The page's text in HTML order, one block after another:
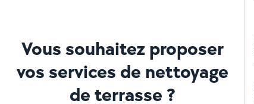
Vous souhaitez proposer
vos services de nettoyage
de terrasse ?